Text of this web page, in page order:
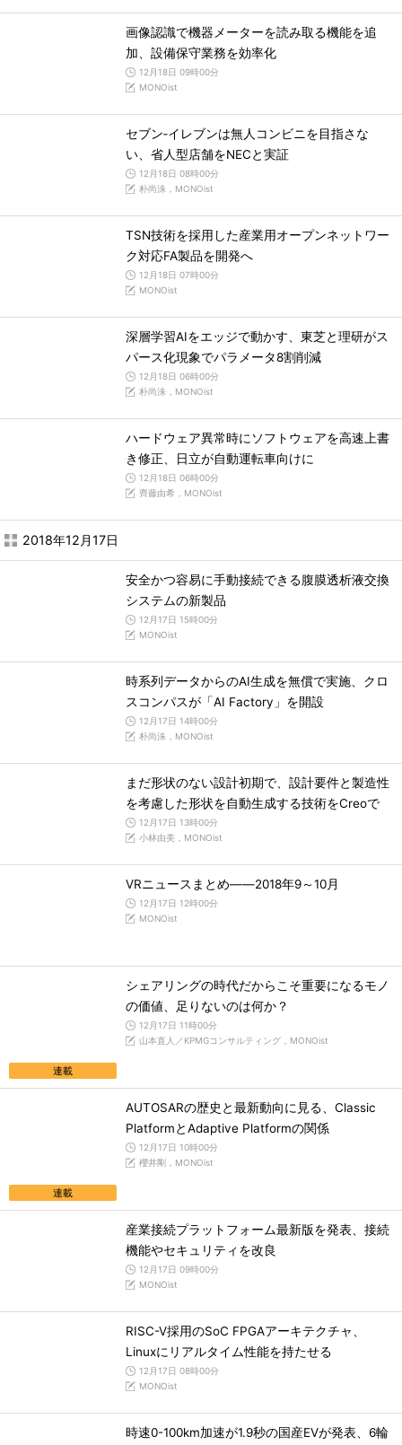
画像認識で機器メーターを読み取る機能を追
加、設備保守業務を効率化
12月18日 09時00分
MONOist
セブン‐イレブンは無人コンビニを目指さな
い、省人型店舗をNECと実証
12月18日 08時00分
朴尚洙，MONOist
TSN技術を採用した産業用オープンネットワー
ク対応FA製品を開発へ
12月18日 07時00分
MONOist
深層学習AIをエッジで動かす、東芝と理研がス
パース化現象でパラメータ8割削減
12月18日 06時00分
朴尚洙，MONOist
ハードウェア異常時にソフトウェアを高速上書
き修正、日立が自動運転車向けに
12月18日 06時00分
齊藤由希，MONOist
2018年12月17日
安全かつ容易に手動接続できる腹膜透析液交換
システムの新製品
12月17日 15時00分
MONOist
時系列データからのAI生成を無償で実施、クロ
スコンパスが「AI Factory」を開設
12月17日 14時00分
朴尚洙，MONOist
まだ形状のない設計初期で、設計要件と製造性
を考慮した形状を自動生成する技術をCreoで
12月17日 13時00分
小林由美，MONOist
VRニュースまとめ――2018年9～10月
12月17日 12時00分
MONOist
連載
シェアリングの時代だからこそ重要になるモノ
の価値、足りないのは何か？
12月17日 11時00分
山本直人／KPMGコンサルティング，MONOist
連載
AUTOSARの歴史と最新動向に見る、Classic
PlatformとAdaptive Platformの関係
12月17日 10時00分
櫻井剛，MONOist
産業接続プラットフォーム最新版を発表、接続
機能やセキュリティを改良
12月17日 09時00分
MONOist
RISC-V採用のSoC FPGAアーキテクチャ、
Linuxにリアルタイム性能を持たせる
12月17日 08時00分
MONOist
時速0-100km加速が1.9秒の国産EVが発表、6輪